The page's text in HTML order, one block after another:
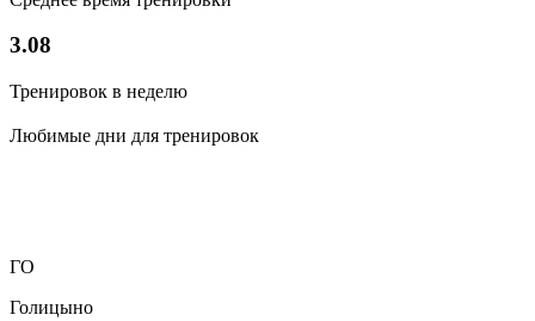
3.08
Тренировок в неделю
Любимые дни для тренировок
ГО
Голицыно